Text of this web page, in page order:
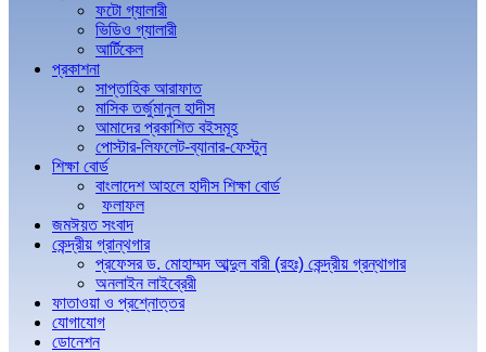
ফটো গ্যালারী
ভিডিও গ্যালারী
আর্টিকেল
প্রকাশনা
সাপ্তাহিক আরাফাত
মাসিক তর্জুমানুল হাদীস
আমাদের প্রকাশিত বইসমূহ
পোস্টার-লিফলেট-ব্যানার-ফেস্টুন
শিক্ষা বোর্ড
বাংলাদেশ আহলে হাদীস শিক্ষা বোর্ড
ফলাফল
জমঈয়ত সংবাদ
কেন্দ্রীয় গ্রান্থগার
প্রফেসর ড. মোহাম্মদ আব্দুল বারী (রহঃ) কেন্দ্রীয় গ্রন্থাগার
অনলাইন লাইব্রেরী
ফাতাওয়া ও প্রশ্নোত্তর
যোগাযোগ
ডোনেশন